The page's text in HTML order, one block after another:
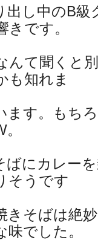
出し中のB
です。
んて聞くと
も知れま
ます。もち
ばにカレー
そうです
きそばは絶
でした。